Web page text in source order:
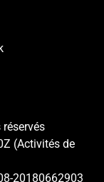
(Activités de
20180662903